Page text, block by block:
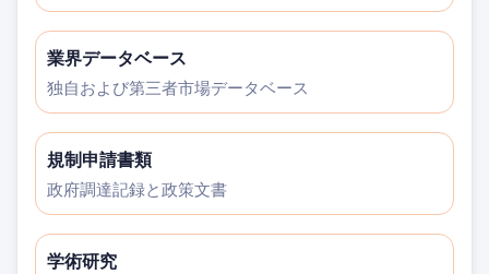
業界データベース
独自および第三者市場データベース
規制申請書類
政府調達記録と政策文書
学術研究